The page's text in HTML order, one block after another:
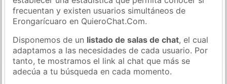
frecuentan y existen usuarios simultáneos de
Erongarícuaro en QuieroChat.Com.
Disponemos de un listado de salas de chat, el cual
adaptamos a las necesidades de cada usuario. Por
tanto, te mostramos el link al chat que más se
adecúa a tu búsqueda en cada momento.